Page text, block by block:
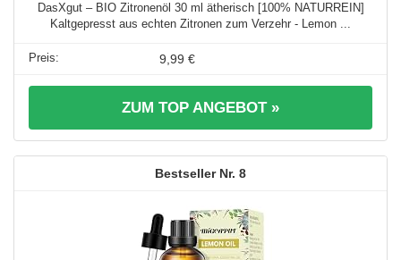
DasXgut – BIO Zitronenöl 30 ml ätherisch [100% NATURREIN]
Kaltgepresst aus echten Zitronen zum Verzehr - Lemon ...
9,99 €
ZUM TOP ANGEBOT »
8